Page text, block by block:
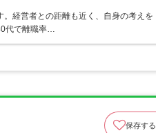
経営者との距離も近く、自身の考えを
代で離職率…
保存する